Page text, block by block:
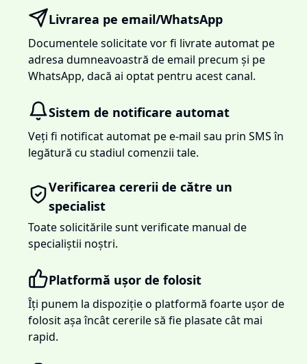
Livrarea pe email/WhatsApp
Documentele solicitate vor fi livrate automat pe
adresa dumneavoastră de email precum și pe
WhatsApp, dacă ai optat pentru acest canal.
Sistem de notificare automat
Veți fi notificat automat pe e-mail sau prin SMS în
legătură cu stadiul comenzii tale.
Verificarea cererii de către un
specialist
Toate solicitările sunt verificate manual de
specialiștii noștri.
Platformă ușor de folosit
Îți punem la dispoziție o platformă foarte ușor de
folosit așa încât cererile să fie plasate cât mai
rapid.